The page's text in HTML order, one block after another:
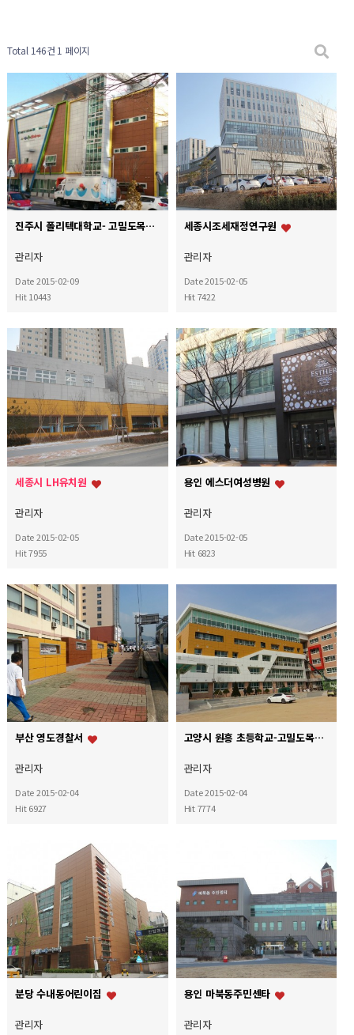
Total 146건 1 페이지
진주시 폴리텍대학교- 고밀도목재판넬
관리자
Date 2015-02-09
Hit 10443
세종시조세재정연구원
관리자
Date 2015-02-05
Hit 7422
세종시 LH유치원
관리자
Date 2015-02-05
Hit 7955
용인 에스더여성병원
관리자
Date 2015-02-05
Hit 6823
부산 영도경찰서
관리자
Date 2015-02-04
Hit 6927
고양시 원흥 초등학교-고밀도목재판넬로 공사하다
관리자
Date 2015-02-04
Hit 7774
분당 수내동어린이집
관리자
용인 마북동주민센타
관리자